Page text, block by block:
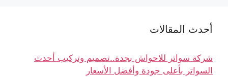
أحدث المقالات
شركة سواتر للاحواش بجدة..تصميم وتركيب أحدث
السواتر بأعلى جودة وأفضل الأسعار